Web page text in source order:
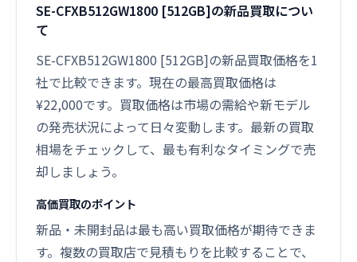
SE-CFXB512GW1800 [512GB]の新品買取につい
て
SE-CFXB512GW1800 [512GB]の新品買取価格を1
社で比較できます。現在の最高買取価格は
¥22,000です。買取価格は市場の需給や新モデル
の発売状況によって日々変動します。最新の買取
相場をチェックして、最も有利なタイミングで売
却しましょう。
高価買取のポイント
新品・未開封品は最も高い買取価格が期待できま
す。複数の買取店で見積もりを比較することで、